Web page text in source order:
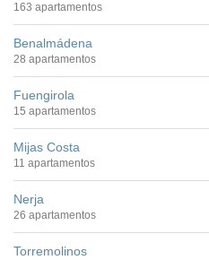
163 apartamentos
Benalmádena
28 apartamentos
Fuengirola
15 apartamentos
Mijas Costa
11 apartamentos
Nerja
26 apartamentos
Torremolinos